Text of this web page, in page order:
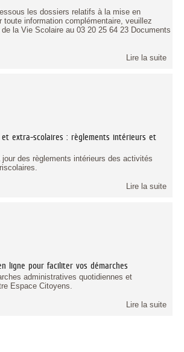
les dossiers relatifs à la mise en
toute information complémentaire, veuillez
la Vie Scolaire au 03 20 25 64 23 Documents
Lire la suite
et extra-scolaires : règlements intérieurs et
des règlements intérieurs des activités
Lire la suite
ligne pour faciliter vos démarches
administratives quotidiennes et
Espace Citoyens.
Lire la suite